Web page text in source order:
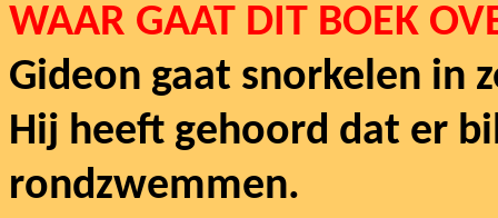
WAAR GAAT DIT BOEK
Gideon gaat snorkelen in
Hij heeft gehoord dat er
rondzwemmen.